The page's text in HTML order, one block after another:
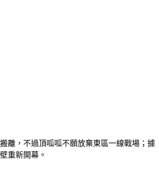
離，不過頂呱呱不願放棄東區一線戰場；據
重新開幕。